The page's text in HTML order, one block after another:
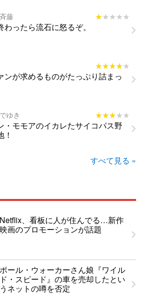
藤 ★★★★★
★★★★★
わったら流石に怒るぞ。
★★★★★
★★★★★
ンが求めるものがたっぷり詰まっ
ゆき ★★★★★
★★★★★
・モモアのイカレたサイコパス野
すべて見る »
Netflix、看板に人が住んでる…新作
映画のプロモーションが話題
ポール・ウォーカーさん娘『ワイル
ド・スピード』の車を売却したとい
うネットの噂を否定